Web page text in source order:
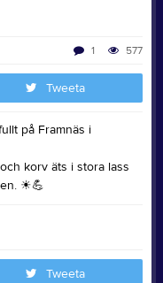
577
1
Tweeta
på Framnäs i
korv äts i stora lass
☀💪
Tweeta